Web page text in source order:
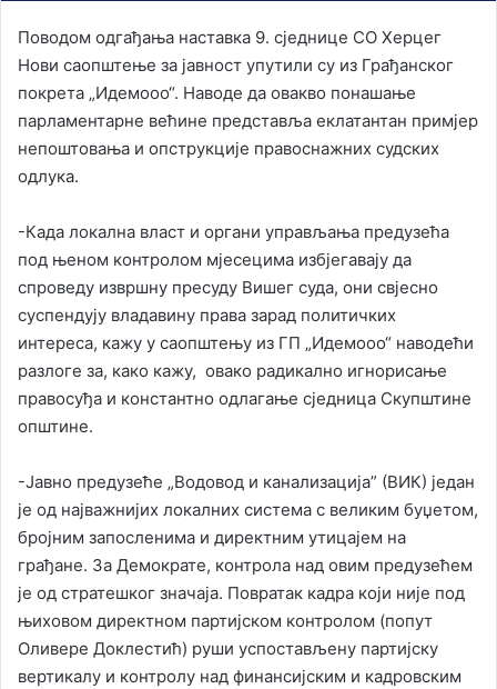
Поводом одгађања наставка 9. сједнице СО Херцег
Нови саопштење за јавност упутили су из Грађанског
покрета „Идемооо“. Наводе да овакво понашање
парламентарне већине представља еклатантан примјер
непоштовања и опструкције правоснажних судских
одлука.
-Када локална власт и органи управљања предузећа
под њеном контролом мјесецима избјегавају да
спроведу извршну пресуду Вишег суда, они свјесно
суспендују владавину права зарад политичких
интереса, кажу у саопштењу из ГП „Идемооо“ наводећи
разлоге за, како кажу, овако радикално игнорисање
правосуђа и константно одлагање сједница Скупштине
општине.
-Јавно предузеће „Водовод и канализација” (ВИК) један
је од најважнијих локалних система с великим буџетом,
бројним запосленима и директним утицајем на
грађане. За Демократе, контрола над овим предузећем
је од стратешког значаја. Повратак кадра који није под
њиховом директном партијском контролом (попут
Оливере Доклестић) руши успостављену партијску
вертикалу и контролу над финансијским и кадровским